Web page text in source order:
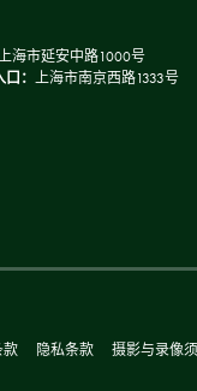
海市延安中路1000号
： 上海市南京西路1333号
款 隐私条款 摄影与录像